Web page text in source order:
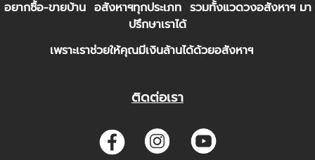
อยากซื้อ-ขายบ้าน อสังหาฯทุกประเภท รวมทั้งแวดวงอสังหาฯ มา
ปรึกษาเราได้
เพราะเราช่วยให้คุณมีเงินล้านได้ด้วยอสังหาฯ
ติดต่อเรา